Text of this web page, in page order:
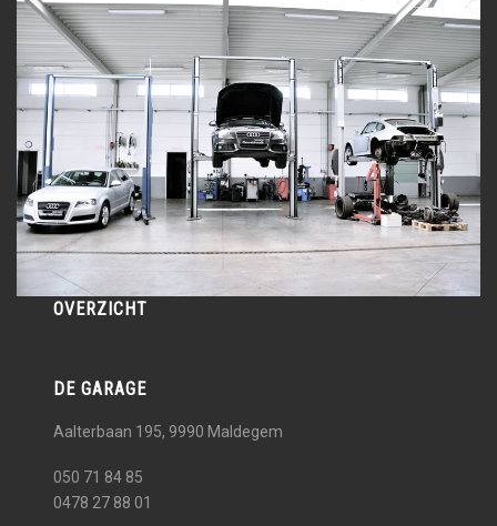
OVERZICHT
DE GARAGE
Aalterbaan 195, 9990 Maldegem
050 71 84 85
0478 27 88 01